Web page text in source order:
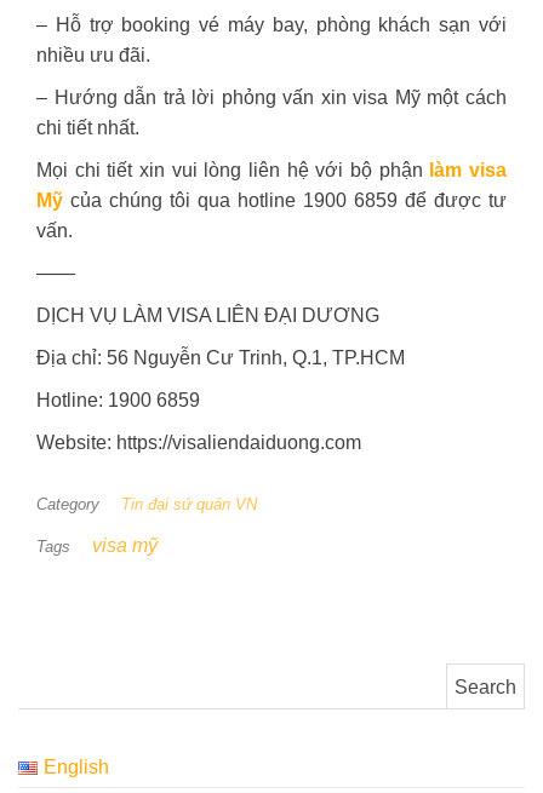
– Hỗ trợ booking vé máy bay, phòng khách sạn với
nhiều ưu đãi.
– Hướng dẫn trả lời phỏng vấn xin visa Mỹ một cách
chi tiết nhất.
Mọi chi tiết xin vui lòng liên hệ với bộ phận làm visa
Mỹ của chúng tôi qua hotline 1900 6859 để được tư
vấn.
——
DỊCH VỤ LÀM VISA LIÊN ĐẠI DƯƠNG
Địa chỉ: 56 Nguyễn Cư Trinh, Q.1, TP.HCM
Hotline: 1900 6859
Website: https://visaliendaiduong.com
Category Tin đại sứ quán VN
Tags visa mỹ
English